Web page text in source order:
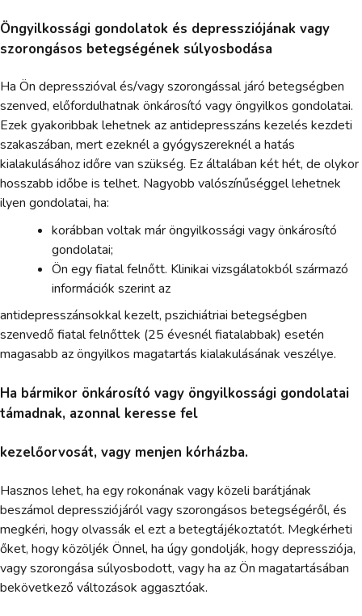
Öngyilkossági gondolatok és depressziójának vagy
szorongásos betegségének súlyosbodása
Ha Ön depresszióval és/vagy szorongással járó betegségben
szenved, előfordulhatnak önkárosító vagy öngyilkos gondolatai.
Ezek gyakoribbak lehetnek az antidepresszáns kezelés kezdeti
szakaszában, mert ezeknél a gyógyszereknél a hatás
kialakulásához időre van szükség. Ez általában két hét, de olykor
hosszabb időbe is telhet. Nagyobb valószínűséggel lehetnek
ilyen gondolatai, ha:
korábban voltak már öngyilkossági vagy önkárosító
gondolatai;
Ön egy fiatal felnőtt. Klinikai vizsgálatokból származó
információk szerint az
antidepresszánsokkal kezelt, pszichiátriai betegségben
szenvedő fiatal felnőttek (25 évesnél fiatalabbak) esetén
magasabb az öngyilkos magatartás kialakulásának veszélye.
Ha bármikor önkárosító vagy öngyilkossági gondolatai
támadnak, azonnal keresse fel
kezelőorvosát, vagy menjen kórházba.
Hasznos lehet, ha egy rokonának vagy közeli barátjának
beszámol depressziójáról vagy szorongásos betegségéről, és
megkéri, hogy olvassák el ezt a betegtájékoztatót. Megkérheti
őket, hogy közöljék Önnel, ha úgy gondolják, hogy depressziója,
vagy szorongása súlyosbodott, vagy ha az Ön magatartásában
bekövetkező változások aggasztóak.